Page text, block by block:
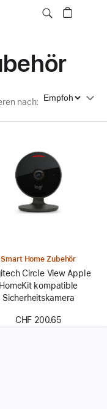
nach: Sortieren nach
Smart Home Zubehör
Circle View Apple
HomeKit kompatible
Sicherheitskamera
CHF 200.65